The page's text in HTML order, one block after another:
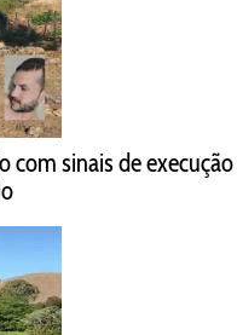
com sinais de execução